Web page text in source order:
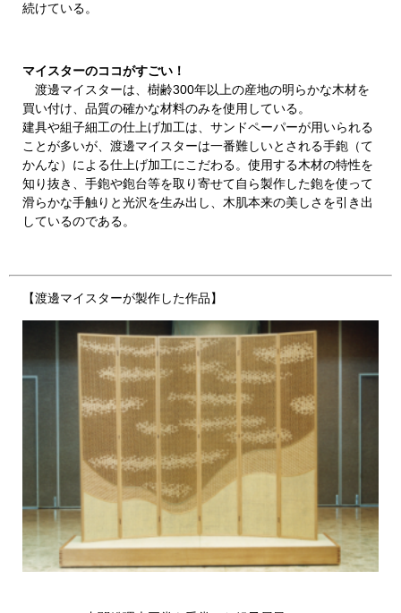
続けている。
マイスターのココがすごい！
渡邊マイスターは、樹齢300年以上の産地の明らかな木材を
買い付け、品質の確かな材料のみを使用している。
建具や組子細工の仕上げ加工は、サンドペーパーが用いられる
ことが多いが、渡邊マイスターは一番難しいとされる手鉋（て
かんな）による仕上げ加工にこだわる。使用する木材の特性を
知り抜き、手鉋や鉋台等を取り寄せて自ら製作した鉋を使って
滑らかな手触りと光沢を生み出し、木肌本来の美しさを引き出
しているのである。
【渡邊マイスターが製作した作品】